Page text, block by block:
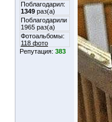
Поблагодарил:
1349 раз(а)
Поблагодарили
1965 раз(а)
Фотоальбомы:
118 фото
Репутация: 383